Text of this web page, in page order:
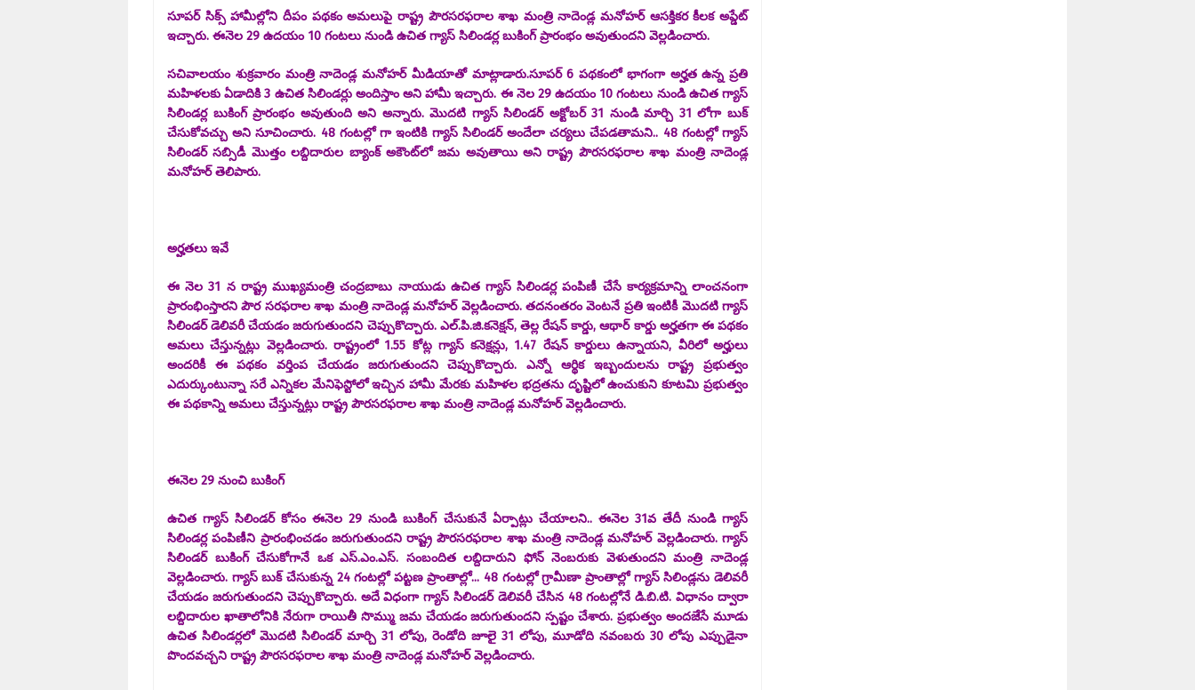
సూపర్ సిక్స్ హామీల్లోని దీపం పథకం అమలుపై రాష్ట్ర పౌరసరఫరాల శాఖ మంత్రి నాదెండ్ల మనోహర్ ఆసక్తికర కీలక అప్డేట్
ఇచ్చారు. ఈనెల 29 ఉదయం 10 గంటలు నుండి ఉచిత గ్యాస్ సిలిండర్ల బుకింగ్ ప్రారంభం అవుతుందని వెల్లడించారు.
సచివాలయం శుక్రవారం మంత్రి నాదెండ్ల మనోహర్ మీడియాతో మాట్లాడారు.సూపర్ 6 పథకంలో భాగంగా అర్హత ఉన్న ప్రతి
మహిళలకు ఏడాదికి 3 ఉచిత సిలిండర్లు అందిస్తాం అని హామీ ఇచ్చారు. ఈ నెల 29 ఉదయం 10 గంటలు నుండి ఉచిత గ్యాస్
సిలిండర్ల బుకింగ్ ప్రారంభం అవుతుంది అని అన్నారు. మొదటి గ్యాస్ సిలిండర్ అక్టోబర్ 31 నుండి మార్చి 31 లోగా బుక్
చేసుకోవచ్చు అని సూచించారు. 48 గంటల్లో గా ఇంటికి గ్యాస్ సిలిండర్ అందేలా చర్యలు చేపడతామని.. 48 గంటల్లో గ్యాస్
సిలిండర్ సబ్సిడీ మొత్తం లబ్దిదారుల బ్యాంక్ అకౌంట్‌లో జమ అవుతాయి అని రాష్ట్ర పౌరసరఫరాల శాఖ మంత్రి నాదెండ్ల
మనోహర్ తెలిపారు.
అర్హతలు ఇవే
ఈ నెల 31 న రాష్ట్ర ముఖ్యమంత్రి చంద్రబాబు నాయుడు ఉచిత గ్యాస్ సిలిండర్ల పంపిణీ చేసే కార్యక్రమాన్ని లాంచనంగా
ప్రారంభింస్తారని పౌర సరఫరాల శాఖ మంత్రి నాదెండ్ల మనోహర్ వెల్లడించారు. తదనంతరం వెంటనే ప్రతి ఇంటికీ మొదటి గ్యాస్
సిలిండర్ డెలివరీ చేయడం జరుగుతుందని చెప్పుకొచ్చారు. ఎల్.పి.జి.కనెక్షన్, తెల్ల రేషన్ కార్డు, ఆథార్ కార్డు అర్హతగా ఈ పథకం
అమలు చేస్తున్నట్లు వెల్లడించారు. రాష్ట్రంలో 1.55 కోట్ల గ్యాస్ కనెక్షన్లు, 1.47 రేషన్ కార్డులు ఉన్నాయని, వీరిలో అర్హులు
అందరికీ ఈ పథకం వర్తింప చేయడం జరుగుతుందని చెప్పుకొచ్చారు. ఎన్నో ఆర్థిక ఇబ్బందులను రాష్ట్ర ప్రభుత్వం
ఎదుర్కుంటున్నా సరే ఎన్నికల మేనిఫెస్టోలో ఇచ్చిన హామీ మేరకు మహిళల భద్రతను దృష్టిలో ఉంచుకుని కూటమి ప్రభుత్వం
ఈ పథకాన్ని అమలు చేస్తున్నట్లు రాష్ట్ర పౌరసరఫరాల శాఖ మంత్రి నాదెండ్ల మనోహర్ వెల్లడించారు.
ఈనెల 29 నుంచి బుకింగ్
ఉచిత గ్యాస్ సిలిండర్ కోసం ఈనెల 29 నుండి బుకింగ్ చేసుకునే ఏర్పాట్లు చేయాలని.. ఈనెల 31వ తేదీ నుండి గ్యాస్
సిలిండర్ల పంపిణీని ప్రారంభించడం జరుగుతుందని రాష్ట్ర పౌరసరఫరాల శాఖ మంత్రి నాదెండ్ల మనోహర్ వెల్లడించారు. గ్యాస్
సిలిండర్ బుకింగ్ చేసుకోగానే ఒక ఎస్.ఎం.ఎస్. సంబందిత లబ్దిదారుని ఫోన్ నెంబరుకు వెళుతుందని మంత్రి నాదెండ్ల
వెల్లడించారు. గ్యాస్ బుక్ చేసుకున్న 24 గంటల్లో పట్టణ ప్రాంతాల్లో... 48 గంటల్లో గ్రామీణా ప్రాంతాల్లో గ్యాస్ సిలిండ్లను డెలివరీ
చేయడం జరుగుతుందని చెప్పుకొచ్చారు. అదే విధంగా గ్యాస్ సిలిండర్ డెలివరీ చేసిన 48 గంటల్లోనే డి.బి.టి. విధానం ద్వారా
లబ్దిదారుల ఖాతాలోనికి నేరుగా రాయితీ సొమ్ము జమ చేయడం జరుగుతుందని స్పష్టం చేశారు. ప్రభుత్వం అందజేసే మూడు
ఉచిత సిలిండర్లలో మొదటి సిలిండర్ మార్చి 31 లోపు, రెండోది జూలై 31 లోపు, మూడోది నవంబరు 30 లోపు ఎప్పుడైనా
పొందవచ్చని రాష్ట్ర పౌరసరఫరాల శాఖ మంత్రి నాదెండ్ల మనోహర్ వెల్లడించారు.